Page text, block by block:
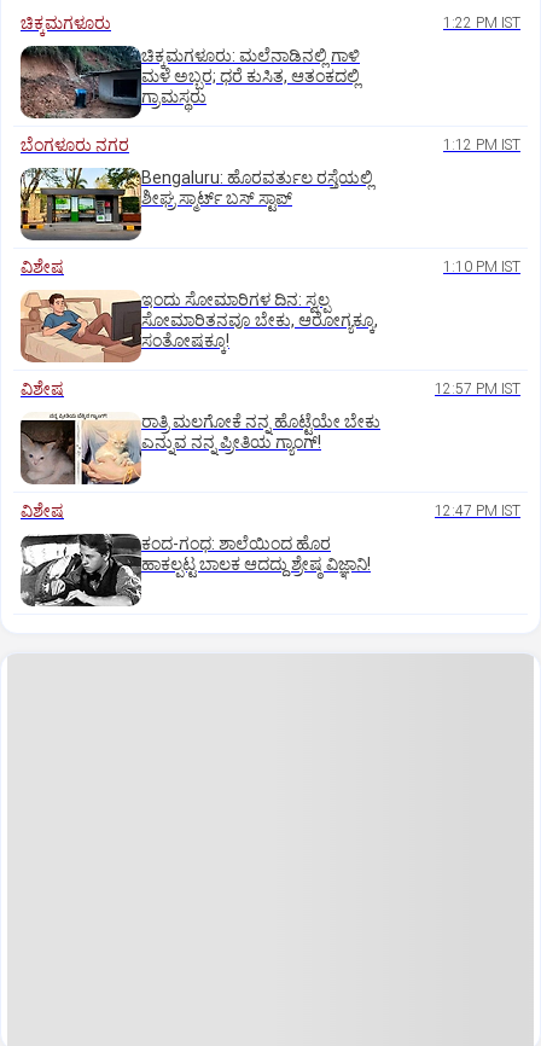
ಚಿಕ್ಕಮಗಳೂರು 1:22 PM IST
ಚಿಕ್ಕಮಗಳೂರು: ಮಲೆನಾಡಿನಲ್ಲಿ ಗಾಳಿ
ಮಳೆ ಅಬ್ಬರ; ಧರೆ ಕುಸಿತ, ಆತಂಕದಲ್ಲಿ
ಗ್ರಾಮಸ್ಥರು
ಬೆಂಗಳೂರು ನಗರ 1:12 PM IST
Bengaluru: ಹೊರವರ್ತುಲ ರಸ್ತೆಯಲ್ಲಿ
ಶೀಘ್ರ ಸ್ಮಾರ್ಟ್‌ ಬಸ್‌ ಸ್ಟಾಪ್‌
ವಿಶೇಷ 1:10 PM IST
ಇಂದು ಸೋಮಾರಿಗಳ ದಿನ: ಸ್ವಲ್ಪ
ಸೋಮಾರಿತನವೂ ಬೇಕು, ಆರೋಗ್ಯಕ್ಕೂ,
ಸಂತೋಷಕ್ಕೂ!
ವಿಶೇಷ 12:57 PM IST
ರಾತ್ರಿ ಮಲಗೋಕೆ ನನ್ನ ಹೊಟ್ಟೆಯೇ ಬೇಕು
ಎನ್ನುವ ನನ್ನ ಪ್ರೀತಿಯ ಗ್ಯಾಂಗ್!
ವಿಶೇಷ 12:47 PM IST
ಕಂದ-ಗಂಧ: ಶಾಲೆಯಿಂದ ಹೊರ
ಹಾಕಲ್ಪಟ್ಟ ಬಾಲಕ ಆದದ್ದು ಶ್ರೇಷ್ಠ ವಿಜ್ಞಾನಿ!